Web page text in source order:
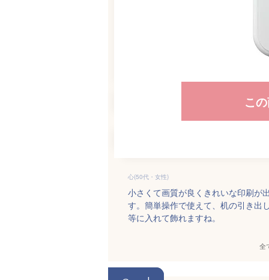
こ
心(50代・女性)
小さくて画質が良くきれいな印刷が
す。簡単操作で使えて、机の引き出
等に入れて飾れますね。
全